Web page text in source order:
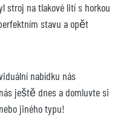
stroj na tlakové lití s horkou
stavu a opět
nabídku nás
ještě dnes a domluvte si
jiného typu!